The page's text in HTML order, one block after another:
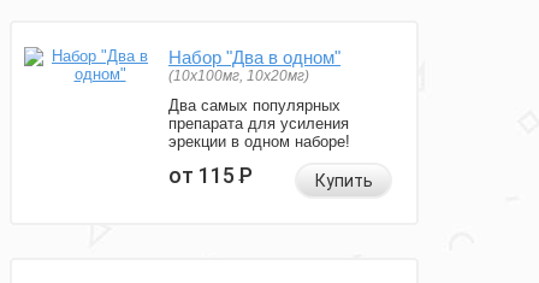
Набор "Два в одном"
(10x100мг, 10x20мг)
Два самых популярных
препарата для усиления
эрекции в одном наборе!
от 115Р Купить